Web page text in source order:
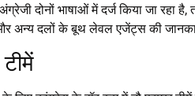
दोनों भाषाओं में दर्ज किया जा रहा
अन्य दलों के बूथ लेवल एजेंट्स की